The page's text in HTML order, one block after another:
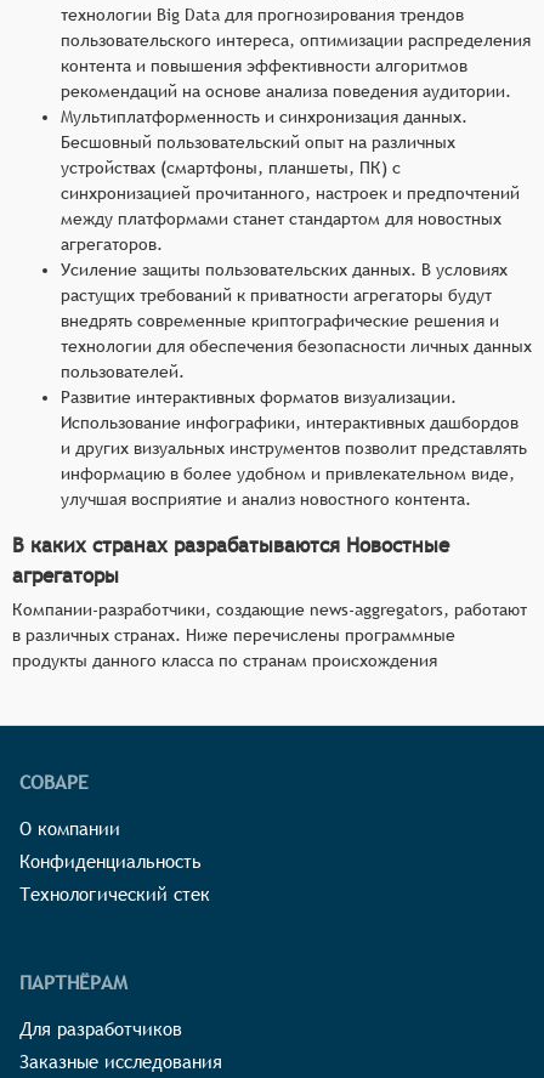
технологии Big Data для прогнозирования трендов
пользовательского интереса, оптимизации распределения
контента и повышения эффективности алгоритмов
рекомендаций на основе анализа поведения аудитории.
Мультиплатформенность и синхронизация данных.
Бесшовный пользовательский опыт на различных
устройствах (смартфоны, планшеты, ПК) с
синхронизацией прочитанного, настроек и предпочтений
между платформами станет стандартом для новостных
агрегаторов.
Усиление защиты пользовательских данных. В условиях
растущих требований к приватности агрегаторы будут
внедрять современные криптографические решения и
технологии для обеспечения безопасности личных данных
пользователей.
Развитие интерактивных форматов визуализации.
Использование инфографики, интерактивных дашбордов
и других визуальных инструментов позволит представлять
информацию в более удобном и привлекательном виде,
улучшая восприятие и анализ новостного контента.
В каких странах разрабатываются Новостные
агрегаторы
Компании-разработчики, создающие news-aggregators, работают
в различных странах. Ниже перечислены программные
продукты данного класса по странам происхождения
СОВАРЕ
О компании
Конфиденциальность
Технологический стек
ПАРТНЁРАМ
Для разработчиков
Заказные исследования